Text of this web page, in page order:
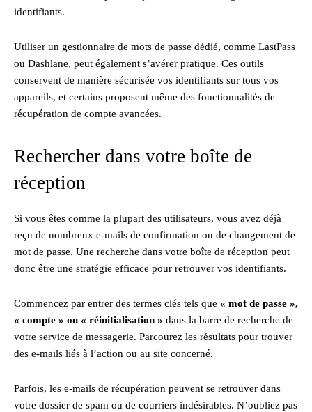
identifiants.
Utiliser un gestionnaire de mots de passe dédié, comme LastPass
ou Dashlane, peut également s’avérer pratique. Ces outils
conservent de manière sécurisée vos identifiants sur tous vos
appareils, et certains proposent même des fonctionnalités de
récupération de compte avancées.
Rechercher dans votre boîte de
réception
Si vous êtes comme la plupart des utilisateurs, vous avez déjà
reçu de nombreux e-mails de confirmation ou de changement de
mot de passe. Une recherche dans votre boîte de réception peut
donc être une stratégie efficace pour retrouver vos identifiants.
Commencez par entrer des termes clés tels que « mot de passe »,
« compte » ou « réinitialisation » dans la barre de recherche de
votre service de messagerie. Parcourez les résultats pour trouver
des e-mails liés à l’action ou au site concerné.
Parfois, les e-mails de récupération peuvent se retrouver dans
votre dossier de spam ou de courriers indésirables. N’oubliez pas